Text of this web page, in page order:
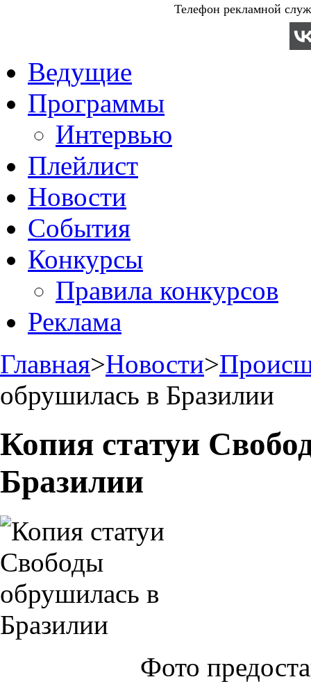
Телефон рекламной
Ведущие
Программы
Интервью
Плейлист
Новости
События
Конкурсы
Правила конкурсов
Реклама
Главная>Новости>
обрушилась в Бразилии
Копия статуи
Бразилии
Фото